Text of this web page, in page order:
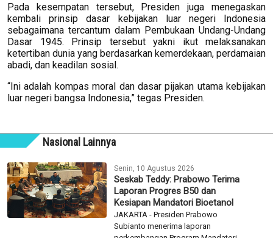
Pada kesempatan tersebut, Presiden juga menegaskan
kembali prinsip dasar kebijakan luar negeri Indonesia
sebagaimana tercantum dalam Pembukaan Undang-Undang
Dasar 1945. Prinsip tersebut yakni ikut melaksanakan
ketertiban dunia yang berdasarkan kemerdekaan, perdamaian
abadi, dan keadilan sosial.
“Ini adalah kompas moral dan dasar pijakan utama kebijakan
luar negeri bangsa Indonesia,” tegas Presiden.
Nasional Lainnya
Senin, 10 Agustus 2026
Seskab Teddy: Prabowo Terima
Laporan Progres B50 dan
Kesiapan Mandatori Bioetanol
JAKARTA - Presiden Prabowo
Subianto menerima laporan